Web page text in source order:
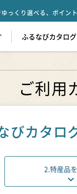
っくり選べる、ポイン
ふるなびカタロ
ご利用
びカタロ
2.特産品